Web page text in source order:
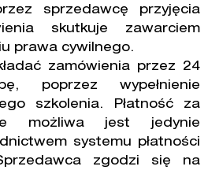
sprzedawcę przyjęcia
skutkuje zawarciem
prawa cywilnego.
zamówienia przez 24
poprzez wypełnienie
szkolenia. Płatność za
możliwa jest jedynie
systemu płatności
zgodzi się na